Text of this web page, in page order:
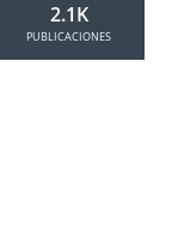
2.1K
PUBLICACIONES